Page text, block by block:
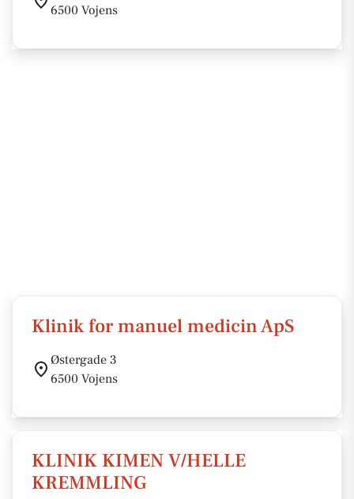
6500 Vojens
Klinik for manuel medicin ApS
Østergade 3
6500 Vojens
KLINIK KIMEN V/HELLE
KREMMLING